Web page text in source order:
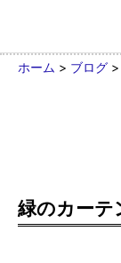
ホーム > ブログ >
緑のカーテ